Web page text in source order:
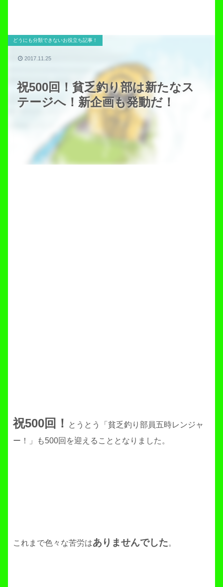
祝500回！貧乏釣り部は新たなス
テージへ！新企画も発動だ！
どうにも分類できないお役立ち記事！
2017.11.25
祝500回！
とうとう「貧乏釣り部員五時レンジャ
ー！」も500回を迎えることとなりました。
これまで色々な苦労はありませんでした。